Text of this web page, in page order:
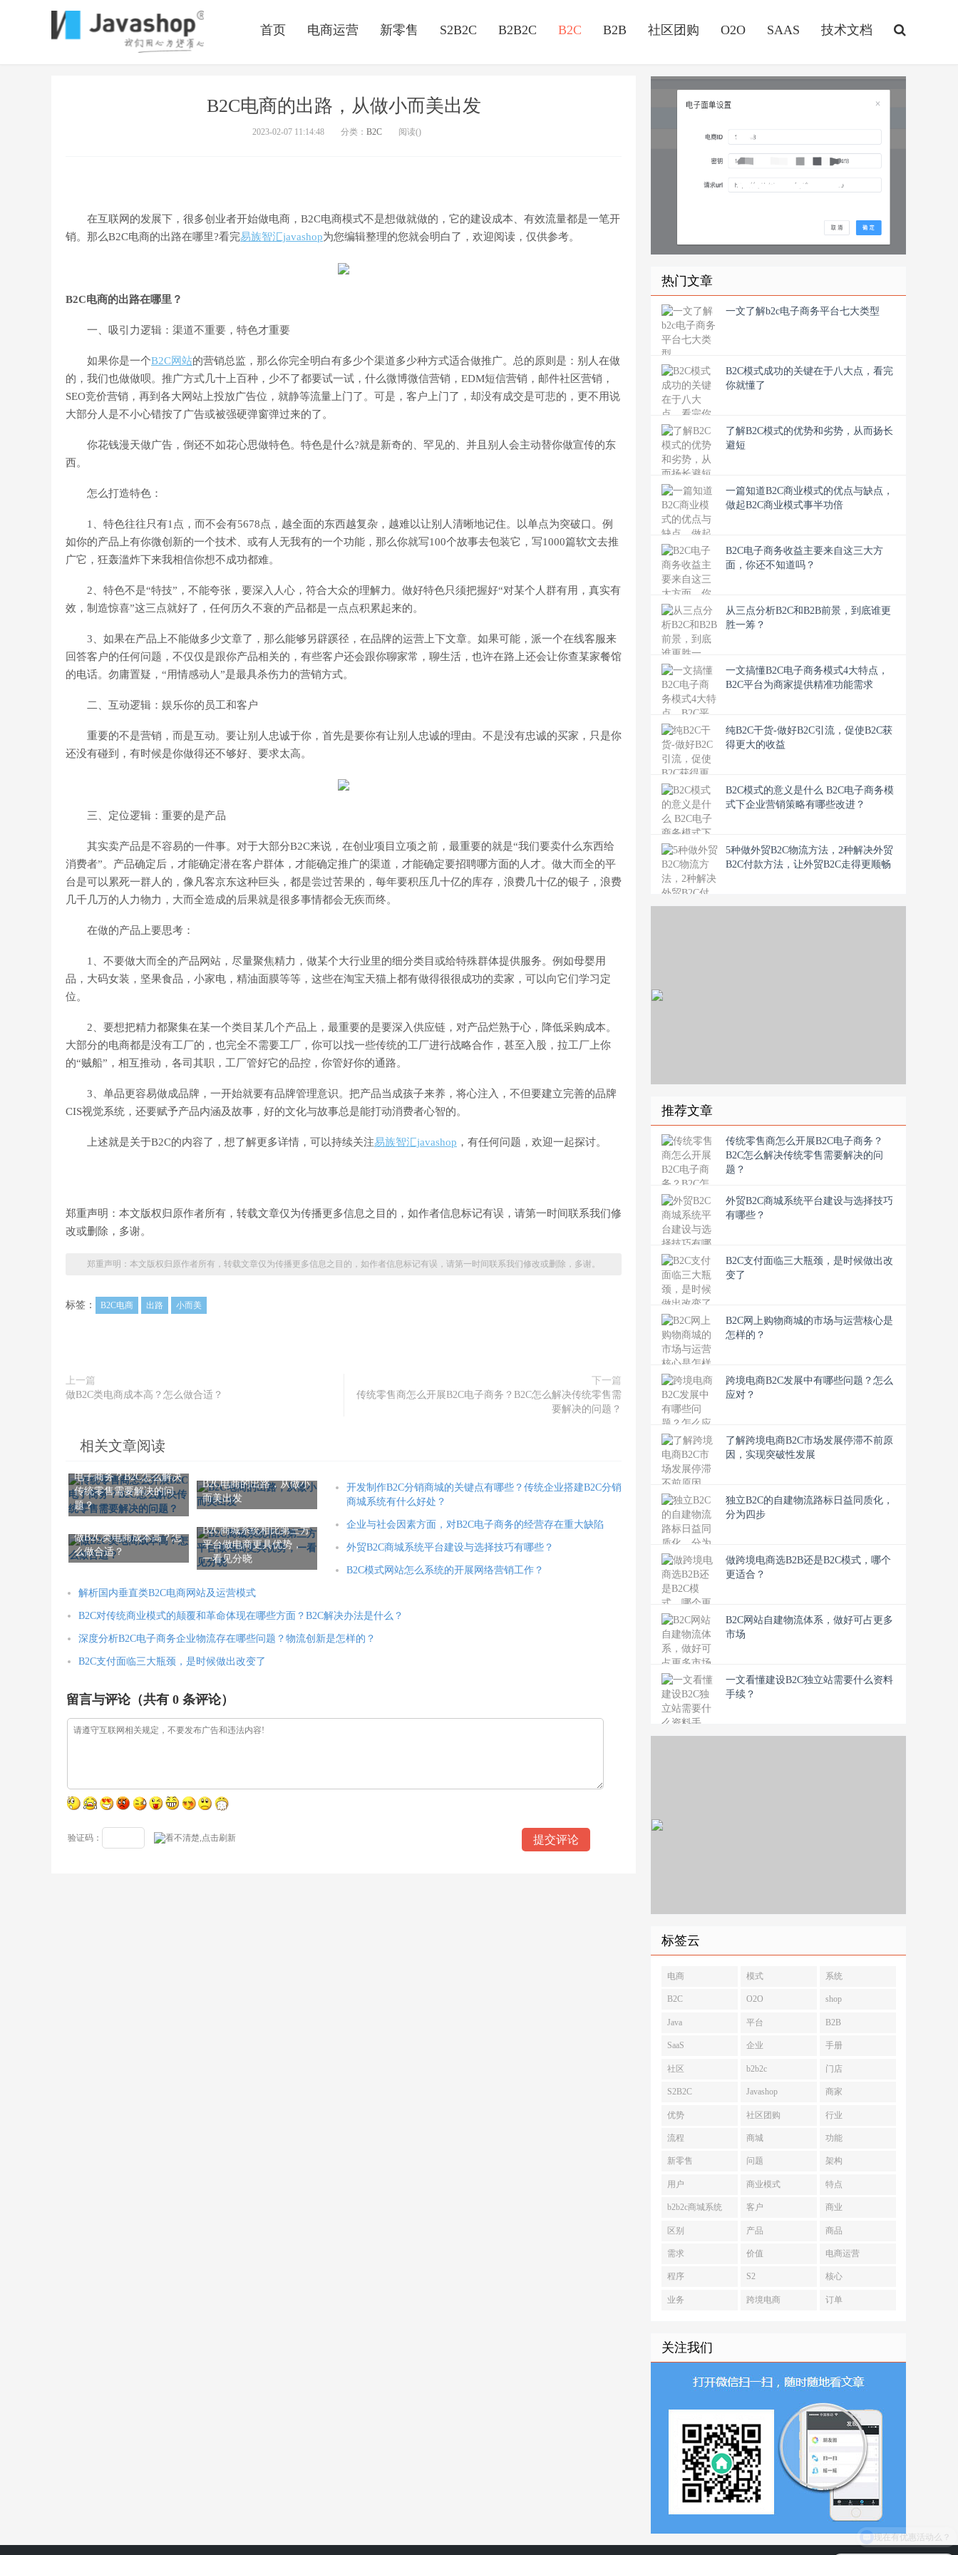
首页 电商运营 新零售 S2B2C B2B2C B2C B2B 社区团购 O2O SAAS 技术文档
B2C电商的出路，从做小而美出发
2023-02-07 11:14:48 分类： B2C 阅读()
在互联网的发展下，很多创业者开始做电商，B2C电商模式不是想做就做的，它的建设成本、有效流量都是一笔开
销。那么B2C电商的出路在哪里?看完易族智汇javashop为您编辑整理的您就会明白了，欢迎阅读，仅供参考。
B2C电商的出路在哪里？
一、吸引力逻辑：渠道不重要，特色才重要
如果你是一个B2C网站的营销总监，那么你完全明白有多少个渠道多少种方式适合做推广。总的原则是：别人在做
的，我们也做做呗。推广方式几十上百种，少不了都要试一试，什么微博微信营销，EDM短信营销，邮件社区营销，
SEO竞价营销，再到各大网站上投放广告位，就静等流量上门了。可是，客户上门了，却没有成交是可悲的，更不用说
大部分人是不小心错按了广告或被强硬弹窗弹过来的了。
你花钱漫天做广告，倒还不如花心思做特色。特色是什么?就是新奇的、罕见的、并且别人会主动替你做宣传的东
西。
怎么打造特色：
1、特色往往只有1点，而不会有5678点，越全面的东西越复杂，越难以让别人清晰地记住。以单点为突破口。例
如你的产品上有你微创新的一个技术、或有人无我有的一个功能，那么你就写100个故事去包装它，写1000篇软文去推
广它，狂轰滥炸下来我相信你想不成功都难。
2、特色不是“特技”，不能夸张，要深入人心，符合大众的理解力。做好特色只须把握好“对某个人群有用，真实有
效，制造惊喜”这三点就好了，任何历久不衰的产品都是一点点积累起来的。
3、如果在产品上不能做多少文章了，那么能够另辟蹊径，在品牌的运营上下文章。如果可能，派一个在线客服来
回答客户的任何问题，不仅仅是跟你产品相关的，有些客户还会跟你聊家常，聊生活，也许在路上还会让你查某家餐馆
的电话。勿庸置疑，“用情感动人”是最具杀伤力的营销方式。
二、互动逻辑：娱乐你的员工和客户
重要的不是营销，而是互动。要让别人忠诚于你，首先是要你有让别人忠诚的理由。不是没有忠诚的买家，只是你
还没有碰到，有时候是你做得还不够好、要求太高。
三、定位逻辑：重要的是产品
其实卖产品是不容易的一件事。对于大部分B2C来说，在创业项目立项之前，最重要的就是“我们要卖什么东西给
消费者”。产品确定后，才能确定潜在客户群体，才能确定推广的渠道，才能确定要招聘哪方面的人才。做大而全的平
台是可以累死一群人的，像凡客京东这种巨头，都是尝过苦果的，每年要积压几十亿的库存，浪费几十亿的银子，浪费
几千几万的人力物力，大而全造成的后果就是很多事情都会无疾而终。
在做的产品上要思考：
1、不要做大而全的产品网站，尽量聚焦精力，做某个大行业里的细分类目或给特殊群体提供服务。例如母婴用
品，大码女装，坚果食品，小家电，精油面膜等等，这些在淘宝天猫上都有做得很很成功的卖家，可以向它们学习定
位。
2、要想把精力都聚集在某一个类目某几个产品上，最重要的是要深入供应链，对产品烂熟于心，降低采购成本。
大部分的电商都是没有工厂的，也完全不需要工厂，你可以找一些传统的工厂进行战略合作，甚至入股，拉工厂上你
的“贼船”，相互推动，各司其职，工厂管好它的品控，你管好你的通路。
3、单品更容易做成品牌，一开始就要有品牌管理意识。把产品当成孩子来养，将心注入，不但要建立完善的品牌
CIS视觉系统，还要赋予产品内涵及故事，好的文化与故事总是能打动消费者心智的。
上述就是关于B2C的内容了，想了解更多详情，可以持续关注易族智汇javashop ，有任何问题，欢迎一起探讨。
郑重声明：本文版权归原作者所有，转载文章仅为传播更多信息之目的，如作者信息标记有误，请第一时间联系我们修
改或删除，多谢。
郑重声明：本文版权归原作者所有，转载文章仅为传播更多信息之目的，如作者信息标记有误，请第一时间联系我们修改或删除，多谢。
标签： B2C电商 出路 小而美
上一篇
做B2C类电商成本高？怎么做合适？
下一篇
传统零售商怎么开展B2C电子商务？B2C怎么解决传统零售需
要解决的问题？
相关文章阅读
电子商务？B2C怎么解决
传统零售需要解决的问
题？
B2C电商的出路，从做小
而美出发
做B2C类电商成本高？怎
么做合适？
B2C商城系统相比第三方
平台做电商更具优势，
一看见分晓
开发制作B2C分销商城的关键点有哪些？传统企业搭建B2C分销
商城系统有什么好处？
企业与社会因素方面，对B2C电子商务的经营存在重大缺陷
外贸B2C商城系统平台建设与选择技巧有哪些？
B2C模式网站怎么系统的开展网络营销工作？
解析国内垂直类B2C电商网站及运营模式
B2C对传统商业模式的颠覆和革命体现在哪些方面？B2C解决办法是什么？
深度分析B2C电子商务企业物流存在哪些问题？物流创新是怎样的？
B2C支付面临三大瓶颈，是时候做出改变了
留言与评论（共有 0 条评论）
验证码：
热门文章
一文了解b2c电子商务平台七大类型
B2C模式成功的关键在于八大点，看完
你就懂了
了解B2C模式的优势和劣势，从而扬长
避短
一篇知道B2C商业模式的优点与缺点，
做起B2C商业模式事半功倍
B2C电子商务收益主要来自这三大方
面，你还不知道吗？
从三点分析B2C和B2B前景，到底谁更
胜一筹？
一文搞懂B2C电子商务模式4大特点，
B2C平台为商家提供精准功能需求
纯B2C干货-做好B2C引流，促使B2C获
得更大的收益
B2C模式的意义是什么 B2C电子商务模
式下企业营销策略有哪些改进？
5种做外贸B2C物流方法，2种解决外贸
B2C付款方法，让外贸B2C走得更顺畅
推荐文章
传统零售商怎么开展B2C电子商务？
B2C怎么解决传统零售需要解决的问
题？
外贸B2C商城系统平台建设与选择技巧
有哪些？
B2C支付面临三大瓶颈，是时候做出改
变了
B2C网上购物商城的市场与运营核心是
怎样的？
跨境电商B2C发展中有哪些问题？怎么
应对？
了解跨境电商B2C市场发展停滞不前原
因，实现突破性发展
独立B2C的自建物流路标日益同质化，
分为四步
做跨境电商选B2B还是B2C模式，哪个
更适合？
B2C网站自建物流体系，做好可占更多
市场
一文看懂建设B2C独立站需要什么资料
手续？
标签云
电商 模式 系统
B2C O2O shop
Java 平台 B2B
SaaS 企业 手册
社区 b2b2c 门店
S2B2C Javashop 商家
优势 社区团购 行业
流程 商城 功能
新零售 问题 架构
用户 商业模式 特点
b2b2c商城系统 客户 商业
区别 产品 商品
需求 价值 电商运营
程序 S2 核心
业务 跨境电商 订单
关注我们